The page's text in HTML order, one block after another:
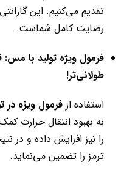
تقدیم می‌کنیم. این
رضایت کامل شماست.
فرمول ویژه تولید با مس:
طولانی‌تر!
استفاده از فرمول ویژه در
به بهبود انتقال حرارت
را نیز افزایش داده و در
ترمز را تضمین می‌نماید.